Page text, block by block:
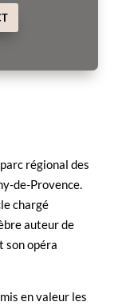
régional des
de-Provence.
chargé
auteur de
son opéra
en valeur les